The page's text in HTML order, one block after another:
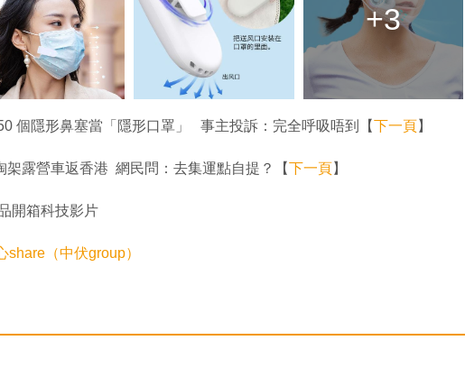
+3
個隱形鼻塞當「隱形口罩」 事主投訴：完全呼吸唔到【下一頁】
架露營車返香港 網民問：去集運點自提？【下一頁】
開箱科技影片
share（中伏group）